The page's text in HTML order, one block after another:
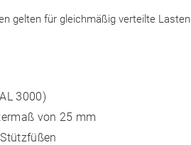
gelten für gleichmäßig verteilte Lasten
3000)
von 25 mm